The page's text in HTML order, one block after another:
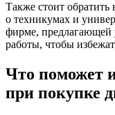
Также стоит
о техникумах и
фирме, предлагающей
работы, чтобы
Что поможет
при покупке